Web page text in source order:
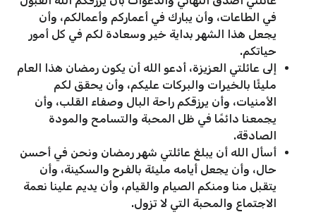
في الطاعات، وأن يبارك في أعماركم وأعمالكم، وأن
يجعل هذا الشهر بداية خير وسعادة لكم في كل أمور
حياتكم.
إلى عائلتي العزيزة، أدعو الله أن يكون رمضان هذا العام
مليئًا بالخيرات والبركات عليكم، وأن يحقق لكم
الأمنيات، وأن يرزقكم راحة البال وصفاء القلب، وأن
يجمعنا دائمًا في ظل المحبة والتسامح والمودة
الصادقة.
أسأل الله أن يبلغ عائلتي شهر رمضان ونحن في أحسن
حال، وأن يجعل أيامه مليئة بالفرح والسكينة، وأن
يتقبل منا ومنكم الصيام والقيام، وأن يديم علينا نعمة
الاجتماع والمحبة التي لا تزول.